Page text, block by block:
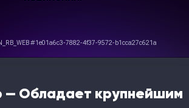
— Обладает крупнейшим